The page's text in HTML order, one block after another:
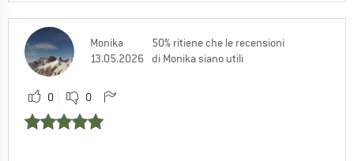
Monika
13.05.2026
50% ritiene che le recensioni
di Monika siano utili
0 0